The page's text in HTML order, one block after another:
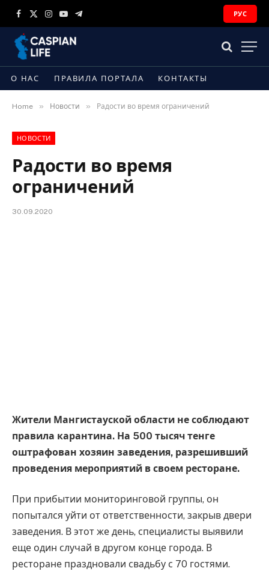
Facebook
X
Instagram
YouTubeTelegram
РУС
О НАС ПРАВИЛА ПОРТАЛА КОНТАКТЫ
Home » Новости » Радости во время ограничений
НОВОСТИ
Радости во время
ограничений
30.09.2020
Жители Мангистауской области не соблюдают
правила карантина. На 500 тысяч тенге
оштрафован хозяин заведения, разрешивший
проведения мероприятий в своем ресторане.
При прибытии мониторинговой группы, он
попытался уйти от ответственности, закрыв двери
заведения. В этот же день, специалисты выявили
еще один случай в другом конце города. В
ресторане праздновали свадьбу с 70 гостями.